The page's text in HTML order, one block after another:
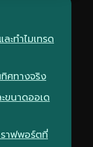
ะทำไมเทรด
ศทางจริง
ขนาดออเด
ราฟพอร์ตที่